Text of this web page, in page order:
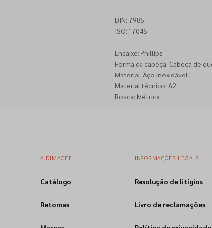
DIN: 7985
ISO: ˜7045
Encaixe: Phillips
Forma da cabeça: Cabeça de
Material: Aço inoxidável
Material técnico: A2
Rosca: Métrica
A DIMACER
Catálogo
Retomas
INFORMAÇÕES LEGAIS
Resolução de litígios
Livro de reclamações